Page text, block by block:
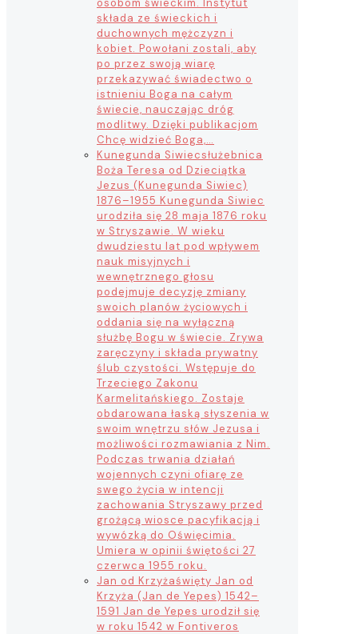
składa ze świeckich i
duchownych mężczyzn i
kobiet. Powołani zostali, aby
po przez swoją wiarę
przekazywać świadectwo o
istnieniu Boga na całym
świecie, nauczając dróg
modlitwy. Dzięki publikacjom
Chcę widzieć Boga,…
Kunegunda Siwiecsłużebnica
Boża Teresa od Dzieciątka
Jezus (Kunegunda Siwiec)
1876–1955 Kunegunda Siwiec
urodziła się 28 maja 1876 roku
w Stryszawie. W wieku
dwudziestu lat pod wpływem
nauk misyjnych i
wewnętrznego głosu
podejmuje decyzję zmiany
swoich planów życiowych i
oddania się na wyłączną
służbę Bogu w świecie. Zrywa
zaręczyny i składa prywatny
ślub czystości. Wstępuje do
Trzeciego Zakonu
Karmelitańskiego. Zostaje
obdarowana łaską słyszenia w
swoim wnętrzu słów Jezusa i
możliwości rozmawiania z Nim.
Podczas trwania działań
wojennych czyni ofiarę ze
swego życia w intencji
zachowania Stryszawy przed
grożącą wiosce pacyfikacją i
wywózką do Oświęcimia.
Umiera w opinii świętości 27
czerwca 1955 roku.
Jan od Krzyżaświęty Jan od
Krzyża (Jan de Yepes) 1542–
1591 Jan de Yepes urodził się
w roku 1542 w Fontiveros